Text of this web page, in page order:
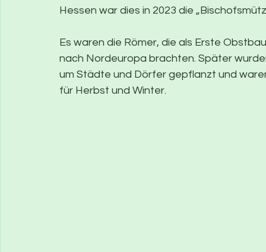
Hessen war dies in 2023 die
Es waren die Römer, die als Erste
nach Nordeuropa brachten. Später
um Städte und Dörfer gepflanzt und
für Herbst und Winter.